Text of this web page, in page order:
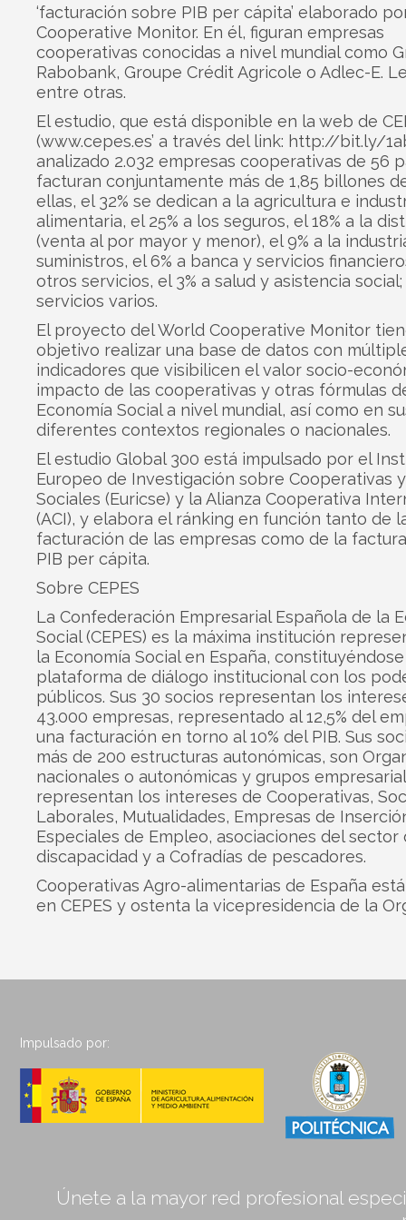
‘facturación sobre PIB per cápita’ elaborado
Cooperative Monitor. En él, figuran empresas
cooperativas conocidas a nivel mundial como
Rabobank, Groupe Crédit Agricole o Adlec-E.
entre otras.
El estudio, que está disponible en la web de
(www.cepes.es’ a través del link: http://bit.ly/
analizado 2.032 empresas cooperativas de 56
facturan conjuntamente más de 1,85 billones
ellas, el 32% se dedican a la agricultura e
alimentaria, el 25% a los seguros, el 18% a la
(venta al por mayor y menor), el 9% a la
suministros, el 6% a banca y servicios
otros servicios, el 3% a salud y asistencia social;
servicios varios.
El proyecto del World Cooperative Monitor
objetivo realizar una base de datos con
indicadores que visibilicen el valor socio-
impacto de las cooperativas y otras fórmulas
Economía Social a nivel mundial, así como en
diferentes contextos regionales o nacionales.
El estudio Global 300 está impulsado por el
Europeo de Investigación sobre Cooperativas
Sociales (Euricse) y la Alianza Cooperativa
(ACI), y elabora el ránking en función tanto de
facturación de las empresas como de la
PIB per cápita.
Sobre CEPES
La Confederación Empresarial Española de la
Social (CEPES) es la máxima institución
la Economía Social en España,
plataforma de diálogo institucional con los
públicos. Sus 30 socios representan los
43.000 empresas, representado al 12,5% del
una facturación en torno al 10% del PIB. Sus
más de 200 estructuras autonómicas, son
nacionales o autonómicas y grupos
representan los intereses de Cooperativas,
Laborales, Mutualidades, Empresas de
Especiales de Empleo, asociaciones del sector
discapacidad y a Cofradías de pescadores.
Cooperativas Agro-alimentarias de España
en CEPES y ostenta la vicepresidencia de la
Impulsado por:
Únete a la mayor red profesional